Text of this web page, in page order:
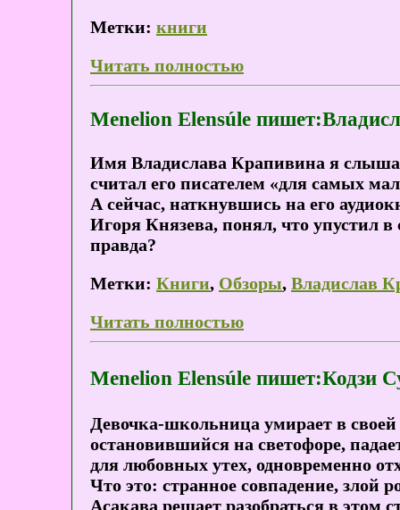
Метки: книги
Читать полностью
Menelion Elensúle
Имя Владислава Крапивина я
считал его писателем «для самых
А сейчас, наткнувшись на его
Игоря Князева, понял, что упустил
правда?
Метки: Книги, Обзоры, Владислав
Читать полностью
Menelion Elensúle пишет:Кодзи
Девочка-школьница умирает в своей
остановившийся на светофоре,
для любовных утех, одновременно
Что это: странное совпадение, злой
Асакава решает разобраться в этом